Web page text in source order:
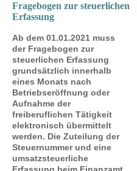
Fragebogen zur steuerlichen
Erfassung
Ab dem 01.01.2021 muss
der Fragebogen zur
steuerlichen Erfassung
grundsätzlich innerhalb
eines Monats nach
Betriebseröffnung oder
Aufnahme der
freiberuflichen Tätigkeit
elektronisch übermittelt
werden. Die Zuteilung der
Steuernummer und eine
umsatzsteuerliche